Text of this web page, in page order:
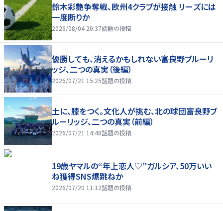
鈴木彩艶争奪戦、欧州4クラブが接触 リーズには
一度断りか
2026/08/04 20:37話題の投稿
優勝しても、消えるかもしれない――富良野ブルーリ
ッジ、二つの真実（後編）
2026/07/21 15:25話題の投稿
土に、膝をつく。文化人が挑む、北の球団――富良野ブ
ルーリッジ、二つの真実（前編）
2026/07/21 14:48話題の投稿
19歳ヤマルの“年上恋人♡”ガルシア、50万いい
ね獲得SNS爆跳ねか
2026/07/20 11:12話題の投稿